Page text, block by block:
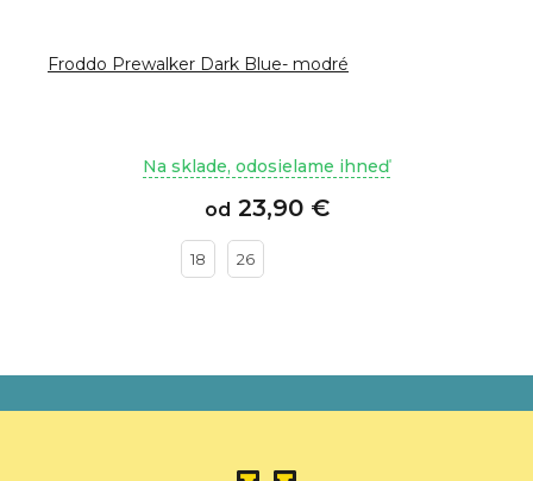
Froddo Prewalker Dark Blue- modré
Na sklade, odosielame ihneď
od 23,90 €
18 26
á